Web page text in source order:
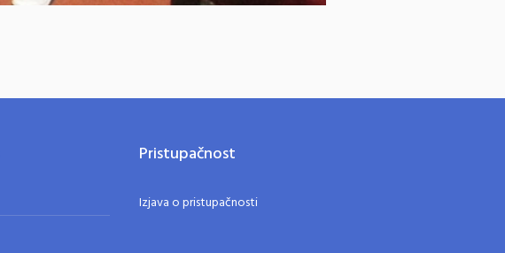
Pristupačnost
Izjava o pristupačnosti